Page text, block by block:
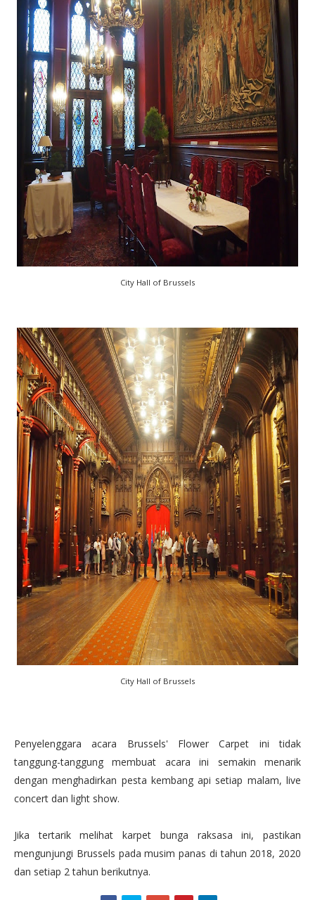
City Hall of Brussels
City Hall of Brussels
Penyelenggara acara Brussels' Flower Carpet ini tidak
tanggung-tanggung membuat acara ini semakin menarik
dengan menghadirkan pesta kembang api setiap malam, live
concert dan light show.
Jika tertarik melihat karpet bunga raksasa ini, pastikan
mengunjungi Brussels pada musim panas di tahun 2018, 2020
dan setiap 2 tahun berikutnya.